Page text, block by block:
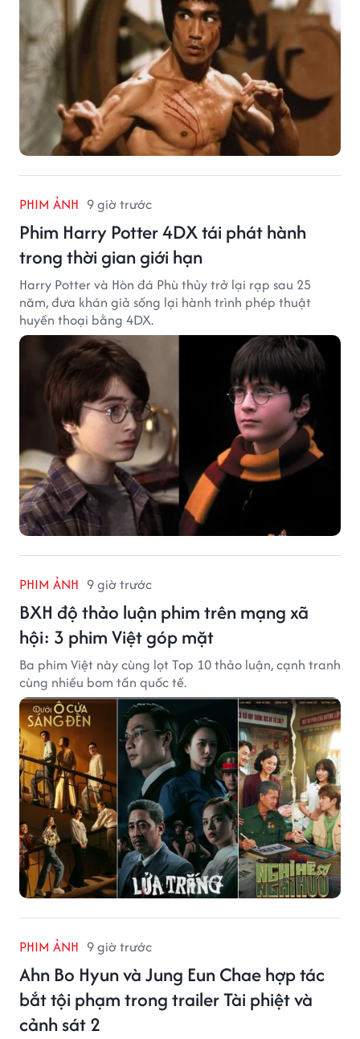
PHIM ẢNH 9 giờ trước
Phim Harry Potter 4DX tái phát hành
trong thời gian giới hạn
Harry Potter và Hòn đá Phù thủy trở lại rạp sau 25
năm, đưa khán giả sống lại hành trình phép thuật
huyền thoại bằng 4DX.
PHIM ẢNH 9 giờ trước
BXH độ thảo luận phim trên mạng xã
hội: 3 phim Việt góp mặt
Ba phim Việt này cùng lọt Top 10 thảo luận, cạnh tranh
cùng nhiều bom tấn quốc tế.
PHIM ẢNH 9 giờ trước
Ahn Bo Hyun và Jung Eun Chae hợp tác
bắt tội phạm trong trailer Tài phiệt và
cảnh sát 2